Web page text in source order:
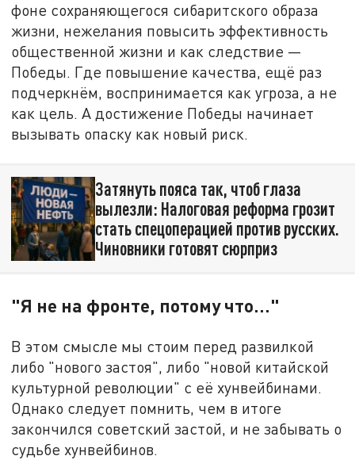
фоне сохраняющегося сибаритского образа
жизни, нежелания повысить эффективность
общественной жизни и как следствие —
Победы. Где повышение качества, ещё раз
подчеркнём, воспринимается как угроза, а не
как цель. А достижение Победы начинает
вызывать опаску как новый риск.
Затянуть пояса так, чтоб глаза
вылезли: Налоговая реформа грозит
стать спецоперацией против русских.
Чиновники готовят сюрприз
"Я не на фронте, потому что..."
В этом смысле мы стоим перед развилкой
либо "нового застоя", либо "новой китайской
культурной революции" с её хунвейбинами.
Однако следует помнить, чем в итоге
закончился советский застой, и не забывать о
судьбе хунвейбинов.